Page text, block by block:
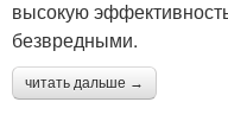
высокую
безвредными.
читать дальше →